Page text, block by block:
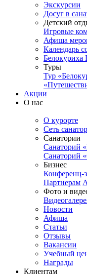
Экскурсии
Досуг в
Детский
Игровые
Афиша
Календарь
Белокуриха
Туры
Тур
Акции
О нас
О курорте
Сеть
Санатории
Санаторий
Санаторий
Бизнес
Конференц-
Партнерам
Фото и
Новости
Афиша
Статьи
Отзывы
Вакансии
Учебный
Награды
Клиентам